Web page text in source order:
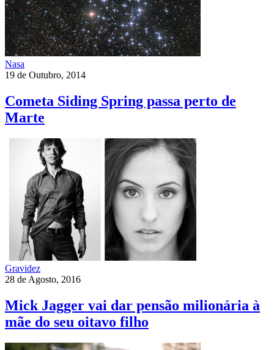
Nasa
19 de Outubro, 2014
Cometa Siding Spring passa perto de
Marte
Gravidez
28 de Agosto, 2016
Mick Jagger vai dar pensão milionária à
mãe do seu oitavo filho